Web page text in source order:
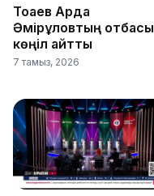
Тоқаев Ардақ
Әмірқұловтың
көңіл айтты
7 тамыз, 2026